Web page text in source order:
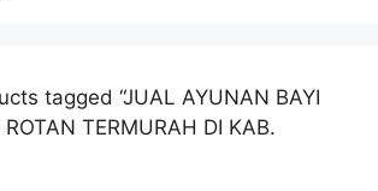
tagged “JUAL AYUNAN BAYI
TERMURAH DI KAB.